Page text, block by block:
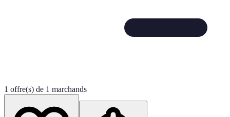
1 offre(s) de 1 marchands